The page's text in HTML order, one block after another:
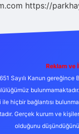
https://
Reklam ve
Sayılı Kanun
hiçbir bağlantısı
Gerçek kurum ve
olduğunu